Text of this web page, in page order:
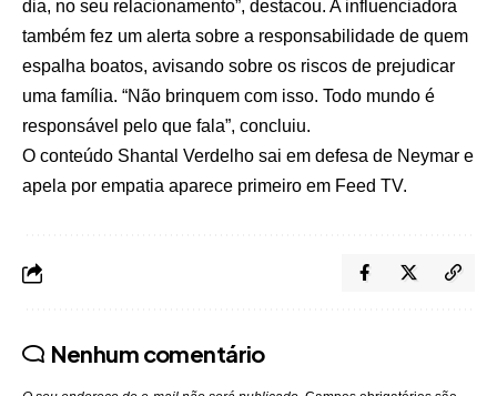
dia, no seu relacionamento”, destacou. A influenciadora
também fez um alerta sobre a responsabilidade de quem
espalha boatos, avisando sobre os riscos de prejudicar
uma família. “Não brinquem com isso. Todo mundo é
responsável pelo que fala”, concluiu.
O conteúdo Shantal Verdelho sai em defesa de Neymar e
apela por empatia aparece primeiro em Feed TV.
Nenhum comentário